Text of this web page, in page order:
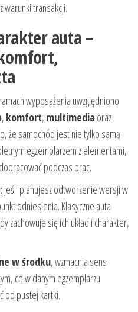
warunki transakcji.
auta –
wyposażenia uwzględniono
, komfort, multimedia oraz
że samochód jest nie tylko samą
egzemplarzem z elementami,
podczas prac.
jeśli planujesz odtworzenie wersji w
odniesienia. Klasyczne auta
zachowuje się ich układ i charakter,
w środku, wzmacnia sens
co w danym egzemplarzu
od pustej kartki.